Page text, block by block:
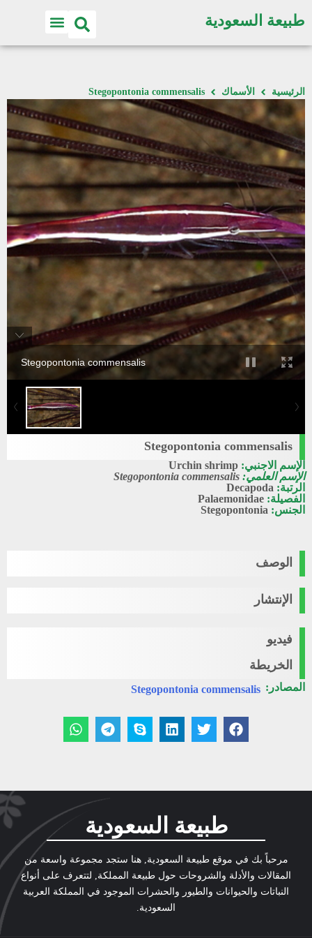
طبيعة السعودية
الرئيسية الأسماك Stegopontonia commensalis
Stegopontonia commensalis
Stegopontonia commensalis
الإسم الاجنبي: Urchin shrimp
الإسم العلمي: Stegopontonia commensalis
الرتبة: Decapoda
الفصيلة: Palaemonidae
الجنس: Stegopontonia
الوصف
الإنتشار
فيديو
الخريطة
المصادر: Stegopontonia commensalis
طبيعة السعودية
مرحباً بك في موقع طبيعة السعودية, هنا ستجد مجموعة واسعة من
المقالات والأدلة والشروحات حول طبيعة المملكة, لتتعرف على أنواع
النباتات والحيوانات والطيور والحشرات الموجود في المملكة العربية
السعودية.